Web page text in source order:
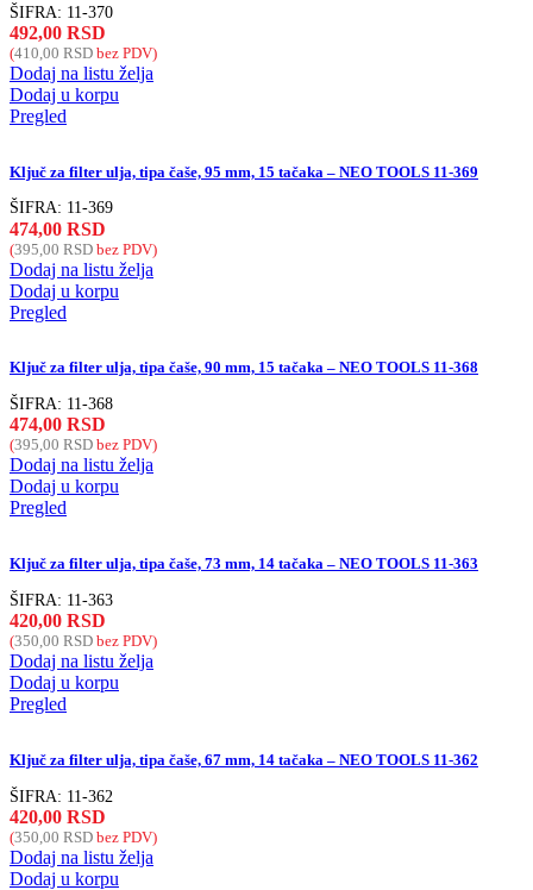
ŠIFRA: 11-370
492,00 RSD
(410,00 RSD bez PDV)
Dodaj na listu želja
Dodaj u korpu
Pregled
Ključ za filter ulja, tipa čaše, 95 mm, 15 tačaka – NEO TOOLS 11-369
ŠIFRA: 11-369
474,00 RSD
(395,00 RSD bez PDV)
Dodaj na listu želja
Dodaj u korpu
Pregled
Ključ za filter ulja, tipa čaše, 90 mm, 15 tačaka – NEO TOOLS 11-368
ŠIFRA: 11-368
474,00 RSD
(395,00 RSD bez PDV)
Dodaj na listu želja
Dodaj u korpu
Pregled
Ključ za filter ulja, tipa čaše, 73 mm, 14 tačaka – NEO TOOLS 11-363
ŠIFRA: 11-363
420,00 RSD
(350,00 RSD bez PDV)
Dodaj na listu želja
Dodaj u korpu
Pregled
Ključ za filter ulja, tipa čaše, 67 mm, 14 tačaka – NEO TOOLS 11-362
ŠIFRA: 11-362
420,00 RSD
(350,00 RSD bez PDV)
Dodaj na listu želja
Dodaj u korpu